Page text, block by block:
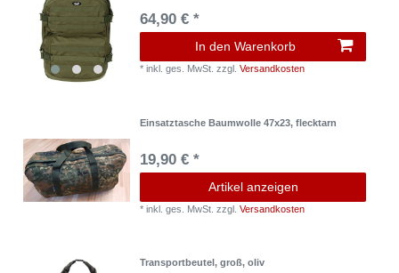
64,90 € *
In den Warenkorb
*inkl. ges. MwSt. zzgl.Versandkosten
Einsatztasche Baumwolle 47x23, flecktarn
19,90 € *
Artikel anzeigen
*inkl. ges. MwSt. zzgl.Versandkosten
Transportbeutel, groß, oliv